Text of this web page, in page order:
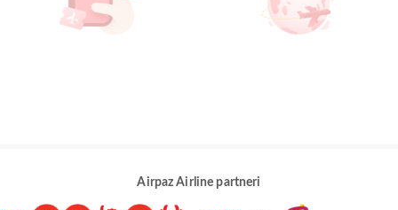
Airpaz Airline partneri